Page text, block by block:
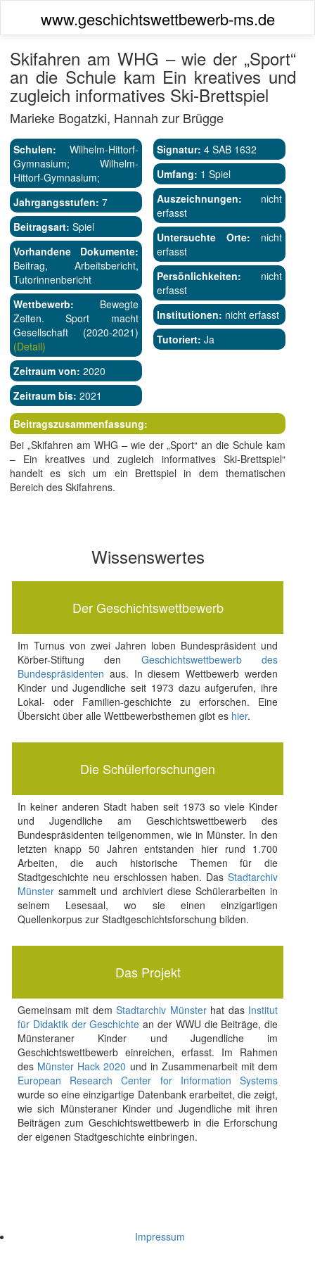
www.geschichtswettbewerb-ms.de
Skifahren am WHG – wie der „Sport“
an die Schule kam Ein kreatives und
zugleich informatives Ski-Brettspiel
Marieke Bogatzki, Hannah zur Brügge
Schulen: Wilhelm-Hittorf-
Gymnasium; Wilhelm-
Hittorf-Gymnasium;
Jahrgangsstufen: 7
Beitragsart: Spiel
Vorhandene Dokumente:
Beitrag, Arbeitsbericht,
Tutorinnenbericht
Wettbewerb: Bewegte
Zeiten. Sport macht
Gesellschaft (2020-2021)
(Detail)
Zeitraum von: 2020
Zeitraum bis: 2021
Signatur: 4 SAB 1632
Umfang: 1 Spiel
Auszeichnungen: nicht
erfasst
Untersuchte Orte: nicht
erfasst
Persönlichkeiten: nicht
erfasst
Institutionen: nicht erfasst
Tutoriert: Ja
Beitragszusammenfassung:
Bei „Skifahren am WHG – wie der „Sport“ an die Schule kam
– Ein kreatives und zugleich informatives Ski-Brettspiel“
handelt es sich um ein Brettspiel in dem thematischen
Bereich des Skifahrens.
Wissenswertes
Der Geschichtswettbewerb
Im Turnus von zwei Jahren loben Bundespräsident und
Körber-Stiftung den Geschichtswettbewerb des
Bundespräsidenten aus. In diesem Wettbewerb werden
Kinder und Jugendliche seit 1973 dazu aufgerufen, ihre
Lokal- oder Familien-geschichte zu erforschen. Eine
Übersicht über alle Wettbewerbsthemen gibt es hier.
Die Schülerforschungen
In keiner anderen Stadt haben seit 1973 so viele Kinder
und Jugendliche am Geschichtswettbewerb des
Bundespräsidenten teilgenommen, wie in Münster. In den
letzten knapp 50 Jahren entstanden hier rund 1.700
Arbeiten, die auch historische Themen für die
Stadtgeschichte neu erschlossen haben. DasStadtarchiv
Münstersammelt und archiviert diese Schülerarbeiten in
seinem Lesesaal, wo sie einen einzigartigen
Quellenkorpus zur Stadtgeschichtsforschung bilden.
Das Projekt
Gemeinsam mit demStadtarchiv Münsterhat das Institut
für Didaktik der Geschichte an der WWU die Beiträge, die
Münsteraner Kinder und Jugendliche im
Geschichtswettbewerb einreichen, erfasst. Im Rahmen
des Münster Hack 2020 und in Zusammenarbeit mit dem
European Research Center for Information Systems
wurde so eine einzigartige Datenbank erarbeitet, die zeigt,
wie sich Münsteraner Kinder und Jugendliche mit ihren
Beiträgen zum Geschichtswettbewerb in die Erforschung
der eigenen Stadtgeschichte einbringen.
Impressum